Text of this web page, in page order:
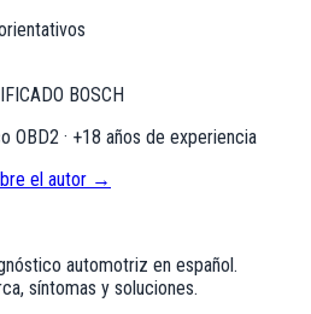
BOSCH
OBD2 · +18 años de experiencia
el autor →
automotriz en español.
síntomas y soluciones.